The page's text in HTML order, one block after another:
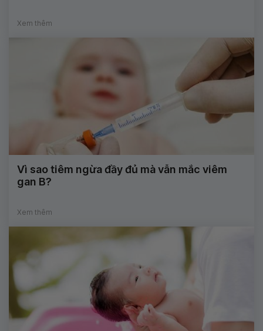
Xem thêm
Vì sao tiêm ngừa đầy đủ mà vẫn mắc viêm
gan B?
Xem thêm